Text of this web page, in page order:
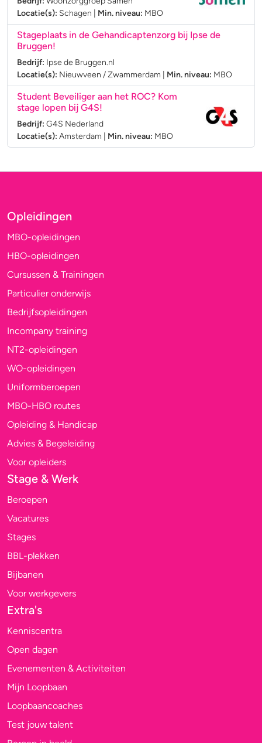
Locatie(s): Schagen Min. niveau: MBO
Stageplaats in de Gehandicaptenzorg bij Ipse de
Bruggen!
Bedrijf: Ipse de Bruggen.nl
Locatie(s): Nieuwveen / Zwammerdam Min. niveau: MBO
Student Beveiliger aan het ROC? Kom
stage lopen bij G4S!
Bedrijf: G4S Nederland
Locatie(s): Amsterdam Min. niveau: MBO
Opleidingen
MBO-opleidingen
HBO-opleidingen
Cursussen & Trainingen
Particulier onderwijs
Bedrijfsopleidingen
Incompany training
NT2-opleidingen
WO-opleidingen
Uniformberoepen
MBO-HBO routes
Opleiding & Handicap
Advies & Begeleiding
Voor opleiders
Stage & Werk
Beroepen
Vacatures
Stages
BBL-plekken
Bijbanen
Voor werkgevers
Extra's
Kenniscentra
Open dagen
Evenementen & Activiteiten
Mijn Loopbaan
Loopbaancoaches
Test jouw talent